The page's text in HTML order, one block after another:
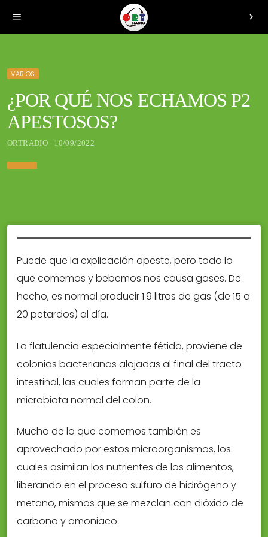
menu chevron_right
VARIOS
¿POR QUÉ NOS ECHAMOS P2
APESTOSOS?
ORTRADIO | 10/09/2022
Puede que la explicación apeste, pero todo lo
que comemos y bebemos nos causa gases. De
hecho, es normal producir 1.9 litros de gas (de 15 a
20 petardos) al día.
La flatulencia especialmente fétida, proviene de
colonias bacterianas alojadas al final del tracto
intestinal, las cuales forman parte de la
microbiota normal del colon.
Mucho de lo que comemos también es
aprovechado por estos microorganismos, los
cuales asimilan los nutrientes de los alimentos,
liberando en el proceso sulfuro de hidrógeno y
metano, mismos que se mezclan con dióxido de
carbono y amoniaco.